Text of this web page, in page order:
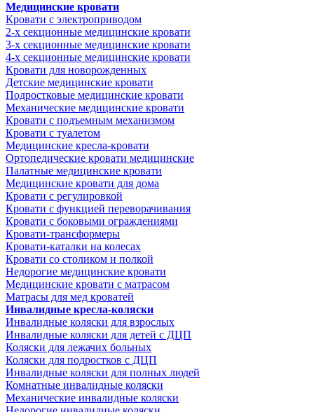
Медицинские кровати
Кровати с электроприводом
2-х секционные медицинские кровати
3-х секционные медицинские кровати
4-х секционные медицинские кровати
Кровати для новорожденных
Детские медицинские кровати
Подростковые медицинские кровати
Механические медицинские кровати
Кровати с подъемным механизмом
Кровати с туалетом
Медицинские крeсла-кровати
Ортопедические кровати медицинские
Палатные медицинские кровати
Медицинские кровати для дома
Кровати с регулировкой
Кровати с функцией переворачивания
Кровати с боковыми ограждениями
Кровати-трансформеры
Кровати-каталки на колесах
Кровати со столиком и полкой
Недорогие медицинские кровати
Медицинские кровати с матрасом
Матрасы для мед кроватей
Инвалидные кресла-коляски
Инвалидные коляски для взрослых
Инвалидные коляски для детей с ДЦП
Коляски для лежачих больных
Коляски для подростков с ДЦП
Инвалидные коляски для полных людей
Комнатные инвалидные коляски
Механические инвалидные коляски